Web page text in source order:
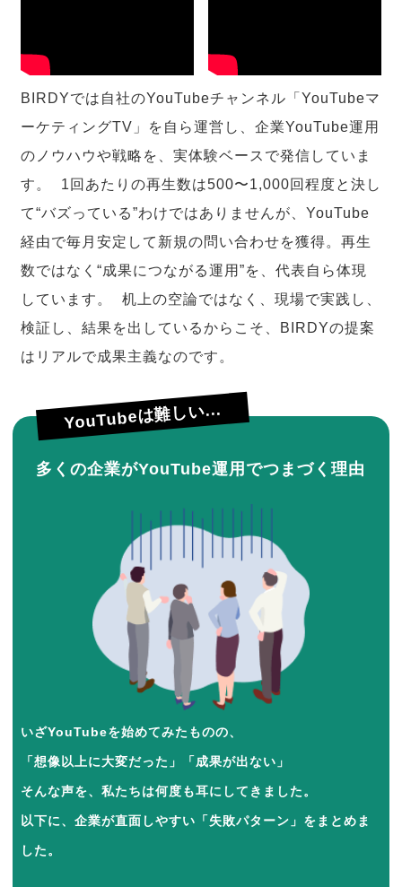
BIRDYでは自社のYouTubeチャンネル「YouTubeマ
ーケティングTV」を自ら運営し、企業YouTube運用
のノウハウや戦略を、実体験ベースで発信していま
す。 1回あたりの再生数は500〜1,000回程度と決し
て“バズっている”わけではありませんが、YouTube
経由で毎月安定して新規の問い合わせを獲得。再生
数ではなく“成果につながる運用”を、代表自ら体現
しています。 机上の空論ではなく、現場で実践し、
検証し、結果を出しているからこそ、BIRDYの提案
はリアルで成果主義なのです。
YouTubeは難しい...
多くの企業がYouTube運用でつまづく理由
いざYouTubeを始めてみたものの、
「想像以上に大変だった」「成果が出ない」
そんな声を、私たちは何度も耳にしてきました。
以下に、企業が直面しやすい「失敗パターン」をまとめま
した。